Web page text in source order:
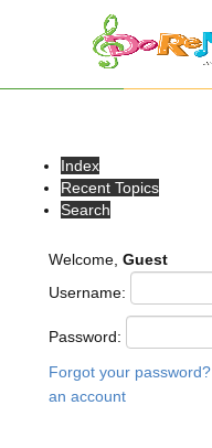
Index
Recent Topics
Search
Welcome, Guest
Username:
Password:
Forgot your password?
an account